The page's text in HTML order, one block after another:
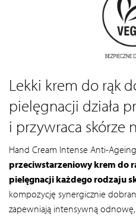
Lekki krem do rąk
pielęgnacji działa
i przywraca skórze
Hand Cream Intense Anti-
przeciwstarzeniowy krem do
pielęgnacji każdego rodzaju
kompozycję synergicznie
zapewniają intensywną